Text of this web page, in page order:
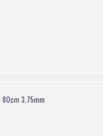
80cm 3,75mm